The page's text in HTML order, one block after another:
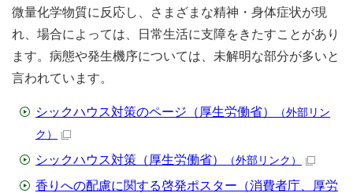
微量化学物質に反応し、さまざまな精神・身体症状が現
れ、場合によっては、日常生活に支障をきたすことがあり
ます。病態や発生機序については、未解明な部分が多いと
言われています。
シックハウス対策のページ（厚生労働省）
（外部リン
ク）
シックハウス対策（厚生労働省） （外部リンク）
香りへの配慮に関する啓発ポスター（消費者庁、厚労